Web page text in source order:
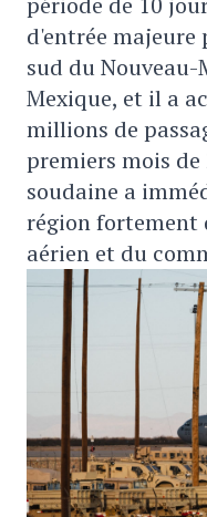
d'entrée majeure
sud du
Mexique, et il a
millions de
premiers mois
soudaine a
région fortement
aérien et du